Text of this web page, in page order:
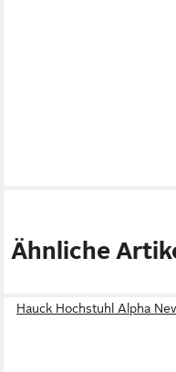
Ähnliche
Hauck Hochstuhl Alpha